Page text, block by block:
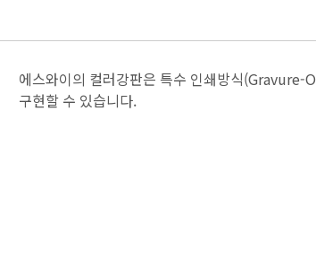
에스와이의 컬러강판은 특수 인쇄방식(Gravure-
구현할 수 있습니다.